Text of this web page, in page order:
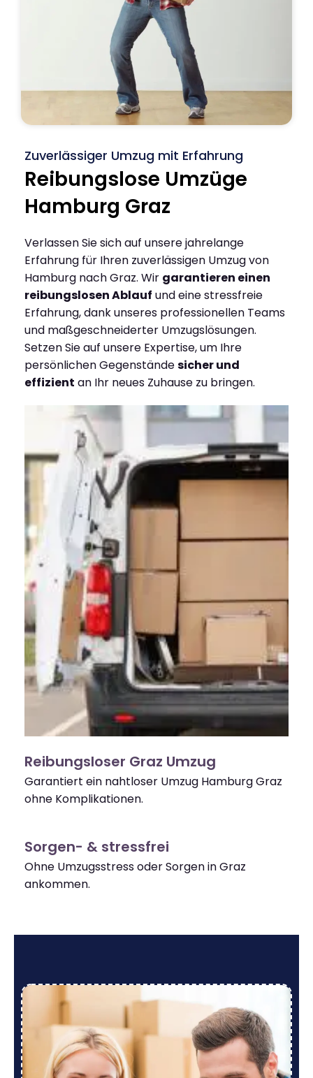
Zuverlässiger Umzug mit Erfahrung
Reibungslose Umzüge
Hamburg Graz
Verlassen Sie sich auf unsere jahrelange
Erfahrung für Ihren zuverlässigen Umzug von
Hamburg nach Graz. Wir garantieren einen
reibungslosen Ablauf und eine stressfreie
Erfahrung, dank unseres professionellen Teams
und maßgeschneiderter Umzugslösungen.
Setzen Sie auf unsere Expertise, um Ihre
persönlichen Gegenständesicher und
effizient an Ihr neues Zuhause zu bringen.
Reibungsloser Graz Umzug
Garantiert ein nahtloser Umzug Hamburg Graz
ohne Komplikationen.
Sorgen- & stressfrei
Ohne Umzugsstress oder Sorgen in Graz
ankommen.